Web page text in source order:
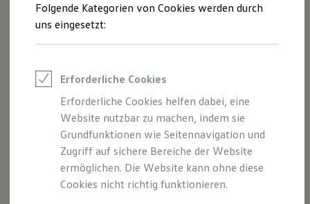
Saisonangebote
Reifenpakete
Leasing
Leasing-Angebote
Elektroauto Leasing
Kleinwagen-Leasing
Leasing ohne Anzahlung
Finanzierung
Autokredit mit Schlussrate
Versicherungen und Garantien
Kfz-Versicherung
Restschuldversicherungen
Garantien
(Volkswagen Automobile Hamburg
GmbH) als verantwortlichen Anbieter
dieser Website speziell aufgeführt sind.
Impressum
Datenschutzerklärung
Folgende Kategorien von Cookies werden durch
uns eingesetzt:
Erforderliche Cookies
Erforderliche Cookies helfen dabei, eine
Website nutzbar zu machen, indem sie
Grundfunktionen wie Seitennavigation und
Zugriff auf sichere Bereiche der Website
ermöglichen. Die Website kann ohne diese
Cookies nicht richtig funktionieren.